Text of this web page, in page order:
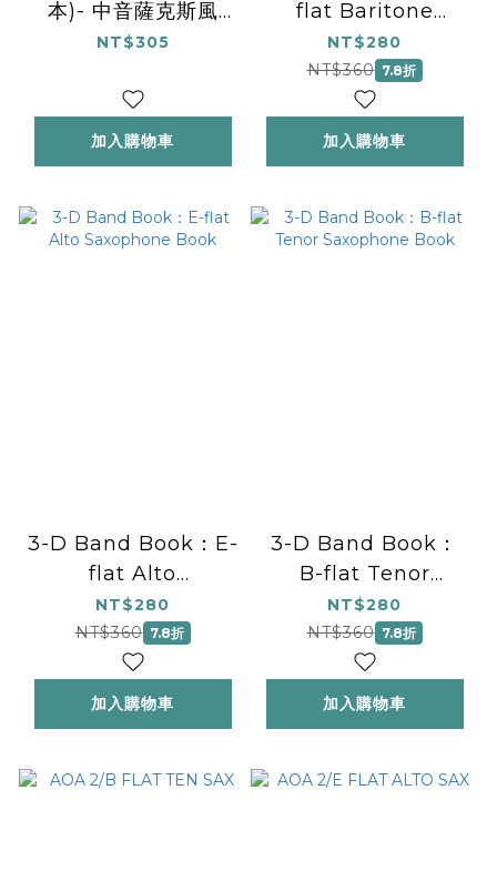
本)- 中音薩克斯風
Alto Sax.
NT$305
加入購物車
flat Baritone
Saxophone Book
NT$280
NT$360 7.8折
加入購物車
3-D Band Book：E-
flat Alto
Saxophone Book
NT$280
NT$360 7.8折
加入購物車
3-D Band Book：
B-flat Tenor
Saxophone Book
NT$280
NT$360 7.8折
加入購物車